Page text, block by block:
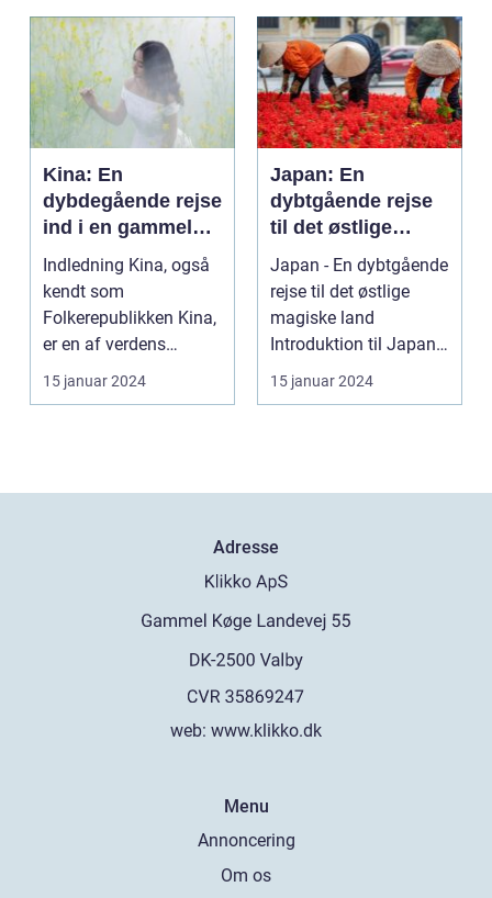
Kina: En
dybdegående rejse
ind i en gammel
kultur
Indledning Kina, også
kendt som
Folkerepublikken Kina,
er en af verdens
ældste og mest
befolkede na...
15 januar 2024
Japan: En
dybtgående rejse
til det østlige
magiske land
Japan - En dybtgående
rejse til det østlige
magiske land
Introduktion til Japan
Japan, et land be...
15 januar 2024
Adresse
web: www.klikko.dk
Menu
Annoncering
Om os